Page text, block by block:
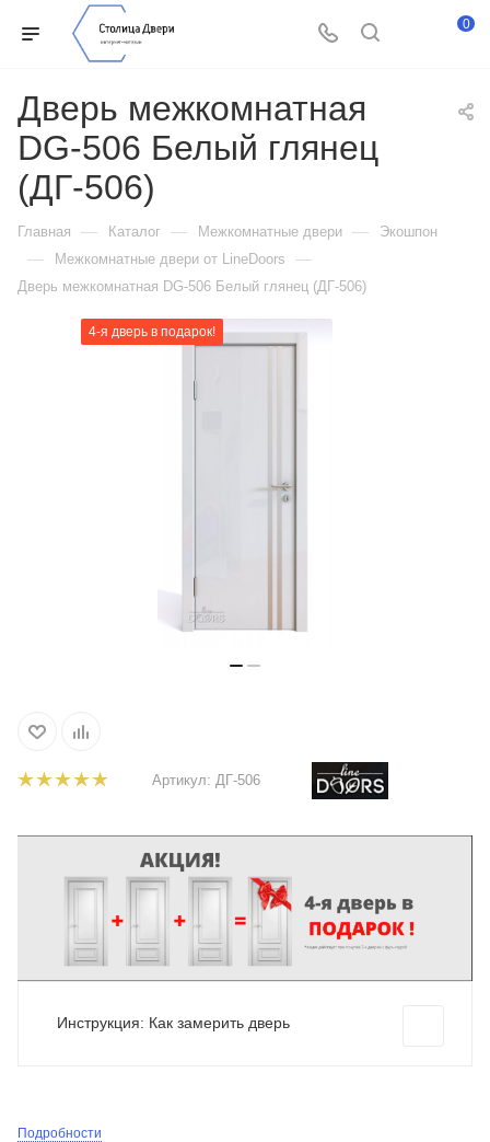
0
Дверь межкомнатная
DG-506 Белый глянец
(ДГ-506)
Главная — Каталог — Межкомнатные двери — Экошпон
— Межкомнатные двери от LineDoors —
Дверь межкомнатная DG-506 Белый глянец (ДГ-506)
4-я дверь в подарок!
Артикул: ДГ-506
Инструкция: Как замерить дверь
Подробности